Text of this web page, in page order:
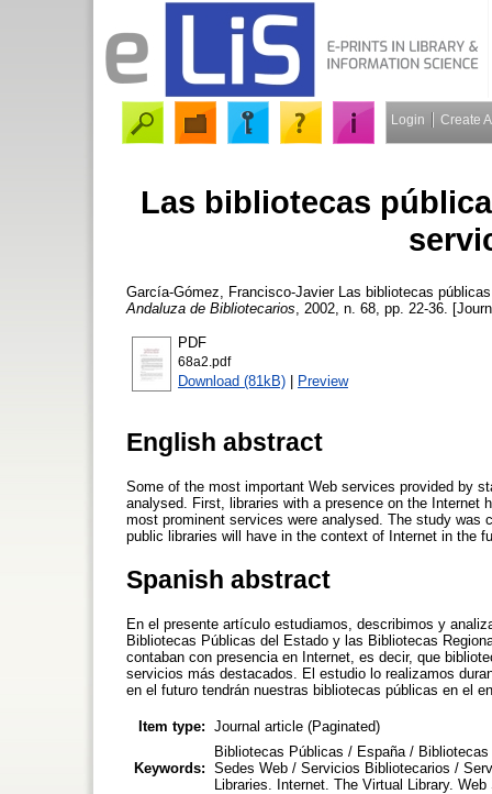
Login Create
Las bibliotecas
García-Gómez, Francisco-JavierLas bibliotecas
Andaluza de Bibliotecarios , 2002, n. 68, pp. 22-36.
PDF
68a2.pdf
Download (81kB) | Preview
English abstract
Some of the most important Web services provided by
analysed. First, libraries with a presence on the Internet
most prominent services were analysed. The study was
public libraries will have in the context of Internet in the
Spanish abstract
En el presente artículo estudiamos, describimos y
Bibliotecas Públicas del Estado y las Bibliotecas
contaban con presencia en Internet, es decir, que
servicios más destacados. El estudio lo realizamos
en el futuro tendrán nuestras bibliotecas públicas en el
Item type: Journal article (Paginated)
Keywords:
Bibliotecas Públicas / España /
Sedes Web / Servicios Bibliotecarios /
Libraries. Internet. The Virtual Library.